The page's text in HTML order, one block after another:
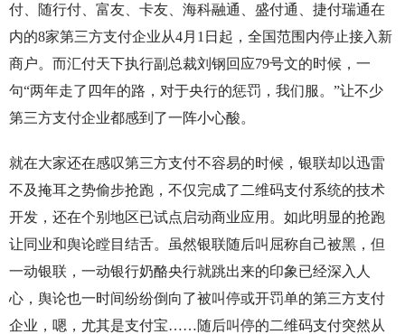
付、随行付、富友、卡友、海科融通、盛付通、捷付瑞通在
内的8家第三方支付企业从4月1日起，全国范围内停止接入新
商户。而汇付天下执行副总裁刘钢回应79号文的时候，一
句“两年走了四年的路，对于央行的惩罚，我们服。”让不少
第三方支付企业都感到了一阵小心酸。
就在大家还在感叹第三方支付不容易的时候，银联却以迅雷
不及掩耳之势偷步抢跑，不仅完成了二维码支付系统的技术
开发，还在个别地区已试点启动商业应用。如此明显的抢跑
让同业和舆论瞠目结舌。虽然银联随后叫屈称自己被黑，但
一动银联，一动银行奶酪央行就跳出来的印象已经深入人
心，舆论也一时间纷纷倒向了被叫停或开罚单的第三方支付
企业，嗯，尤其是支付宝……随后叫停的二维码支付突然从